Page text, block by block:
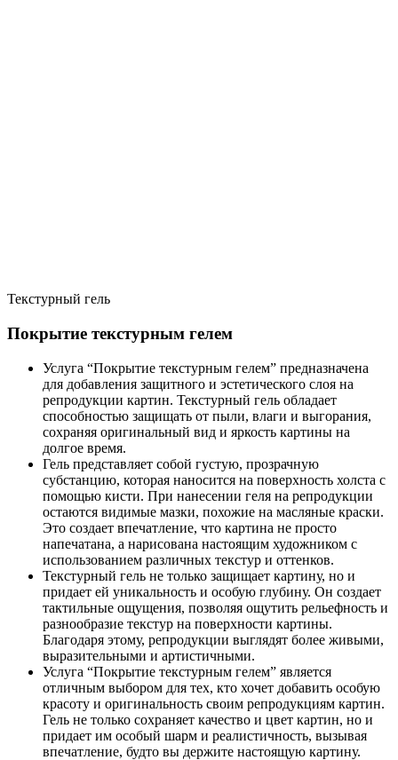
Текстурный гель
Покрытие текстурным гелем
Услуга “Покрытие текстурным гелем” предназначена
для добавления защитного и эстетического слоя на
репродукции картин. Текстурный гель обладает
способностью защищать от пыли, влаги и выгорания,
сохраняя оригинальный вид и яркость картины на
долгое время.
Гель представляет собой густую, прозрачную
субстанцию, которая наносится на поверхность холста с
помощью кисти. При нанесении геля на репродукции
остаются видимые мазки, похожие на масляные краски.
Это создает впечатление, что картина не просто
напечатана, а нарисована настоящим художником с
использованием различных текстур и оттенков.
Текстурный гель не только защищает картину, но и
придает ей уникальность и особую глубину. Он создает
тактильные ощущения, позволяя ощутить рельефность и
разнообразие текстур на поверхности картины.
Благодаря этому, репродукции выглядят более живыми,
выразительными и артистичными.
Услуга “Покрытие текстурным гелем” является
отличным выбором для тех, кто хочет добавить особую
красоту и оригинальность своим репродукциям картин.
Гель не только сохраняет качество и цвет картин, но и
придает им особый шарм и реалистичность, вызывая
впечатление, будто вы держите настоящую картину.